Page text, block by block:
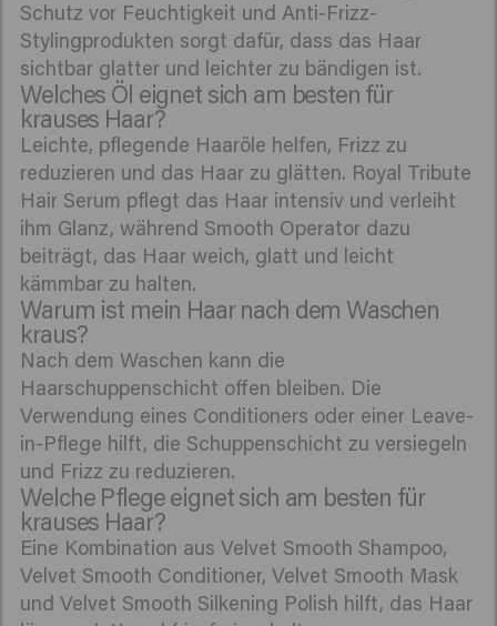
Schutz vor Feuchtigkeit und Anti-Frizz-
Stylingprodukten sorgt dafür, dass das Haar
sichtbar glatter und leichter zu bändigen ist.
Welches Öl eignet sich am besten für
krauses Haar?
Leichte, pflegende Haaröle helfen, Frizz zu
reduzieren und das Haar zu glätten. Royal Tribute
Hair Serum pflegt das Haar intensiv und verleiht
ihm Glanz, während Smooth Operator dazu
beiträgt, das Haar weich, glatt und leicht
kämmbar zu halten.
Warum ist mein Haar nach dem Waschen
kraus?
Nach dem Waschen kann die
Haarschuppenschicht offen bleiben. Die
Verwendung eines Conditioners oder einer Leave-
in-Pflege hilft, die Schuppenschicht zu versiegeln
und Frizz zu reduzieren.
Welche Pflege eignet sich am besten für
krauses Haar?
Eine Kombination aus Velvet Smooth Shampoo,
Velvet Smooth Conditioner, Velvet Smooth Mask
und Velvet Smooth Silkening Polish hilft, das Haar